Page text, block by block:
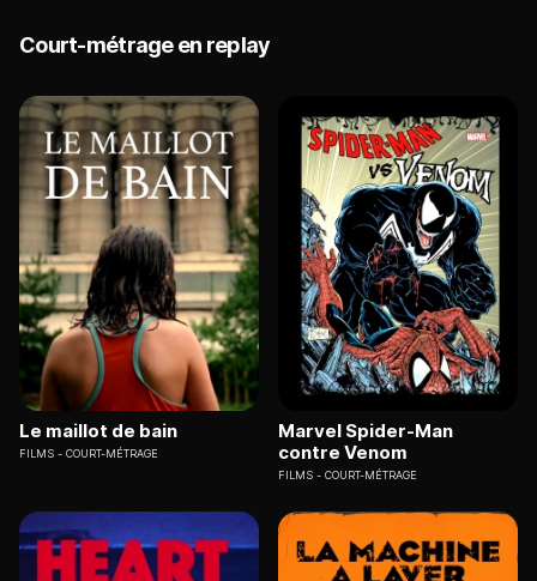
Court-métrage en replay
Le maillot de bain
FILMS COURT-MÉTRAGE
Marvel Spider-Man
contre Venom
FILMS COURT-MÉTRAGE